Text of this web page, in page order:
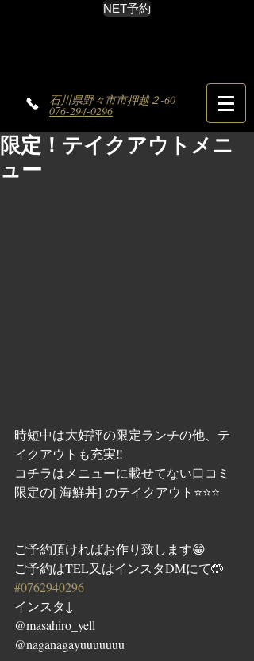
NET予約
石川県野々市市押越２-60
076-294-0296
限定！テイクアウトメニ
ュー
時短中は大好評の限定ランチの他、テ
イクアウトも充実‼️
コチラはメニューに載せてない口コミ
限定の[ 海鮮丼] のテイクアウト⭐️⭐️⭐️
ご予約頂ければお作り致します😁
ご予約はTEL又はインスタDMにて🤲
#0762940296
インスタ↓
@masahiro_yell
@naganagayuuuuuuu